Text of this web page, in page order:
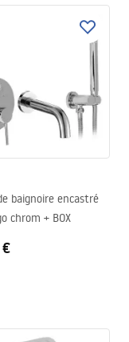
baignoire encastré
chrom + BOX